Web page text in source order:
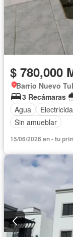
$ 780,000
Barrio Nuevo
3 Recámaras
Agua
Sin amueblar
15/06/2026 en - tu